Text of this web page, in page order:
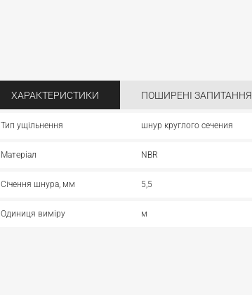
ХАРАКТЕРИСТИКИ ПОШИРЕНІ ЗАПИТАННЯ
Тип ущільнення шнур круглого сечения
Матеріал NBR
Січення шнура, мм 5,5
Одиниця виміру м